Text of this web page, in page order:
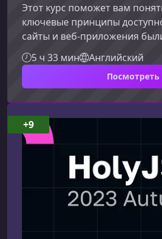
Этот курс поможет вам
ключевые принципы
сайты и веб‑приложения
пользователей, включая
ограниченными
современные методики
проектирования и
интерфейсов,
стандартам.Почему важна
качественного цифрового
5 ч 33 мин Английский
Посмотреть
+9